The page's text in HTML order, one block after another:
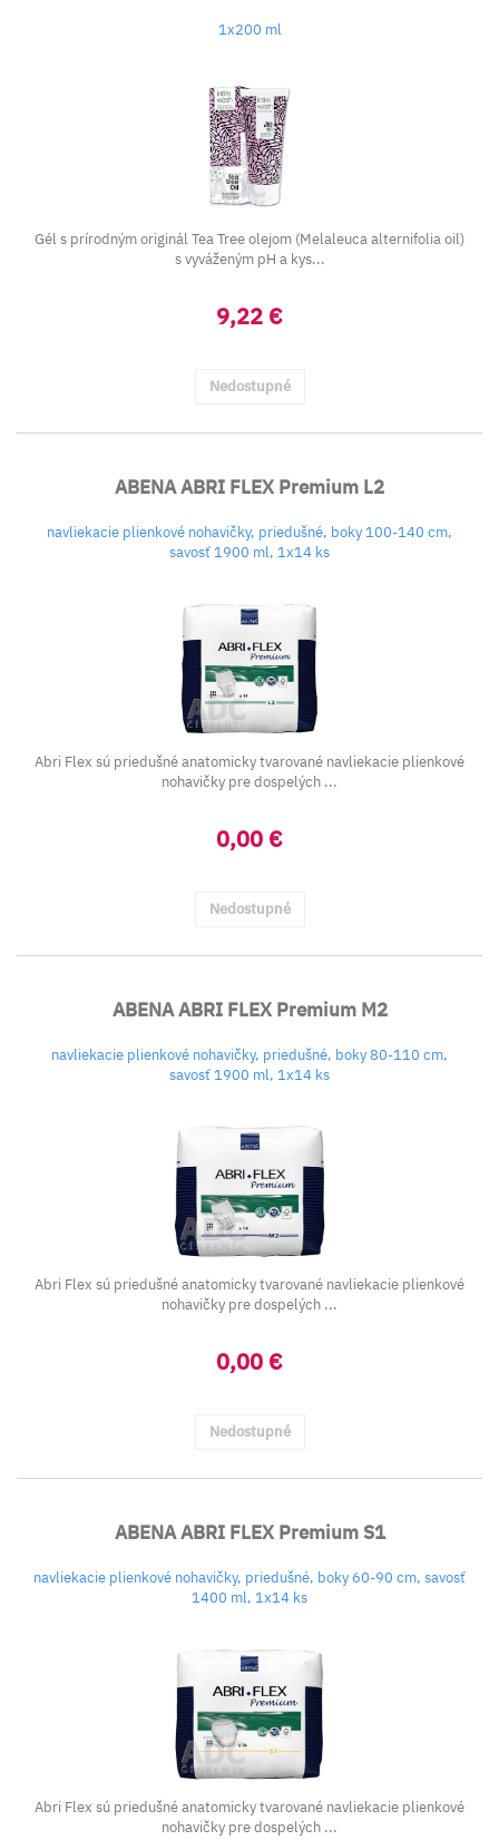
1x200 ml
Gél s prírodným originál Tea Tree olejom (Melaleuca alternifolia oil)
s vyváženým pH a kys...
9,22 €
Nedostupné
ABENA ABRI FLEX Premium L2
navliekacie plienkové nohavičky, priedušné, boky 100-140 cm,
savosť 1900 ml, 1x14 ks
Abri Flex sú priedušné anatomicky tvarované navliekacie plienkové
nohavičky pre dospelých ...
0,00 €
Nedostupné
ABENA ABRI FLEX Premium M2
navliekacie plienkové nohavičky, priedušné, boky 80-110 cm,
savosť 1900 ml, 1x14 ks
Abri Flex sú priedušné anatomicky tvarované navliekacie plienkové
nohavičky pre dospelých ...
0,00 €
Nedostupné
ABENA ABRI FLEX Premium S1
navliekacie plienkové nohavičky, priedušné, boky 60-90 cm, savosť
1400 ml, 1x14 ks
Abri Flex sú priedušné anatomicky tvarované navliekacie plienkové
nohavičky pre dospelých ...